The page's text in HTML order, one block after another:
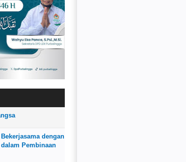
dengan
Pembinaan